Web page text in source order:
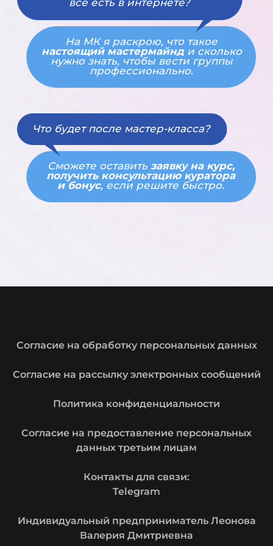
Cогласие на обработку персональных данных
Cогласие на рассылку электронных сообщений
Политика конфиденциальности
Согласие на предоставление персональных
данных третьим лицам
Контакты для связи:
Telegram
Индивидуальный предприниматель Леонова
Валерия Дмитриевна